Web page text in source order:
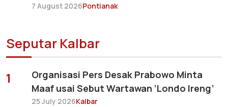
7 August 2026Pontianak
Seputar Kalbar
1
Organisasi Pers Desak Prabowo Minta
Maaf usai Sebut Wartawan ‘Londo Ireng’
25 July 2026Kalbar